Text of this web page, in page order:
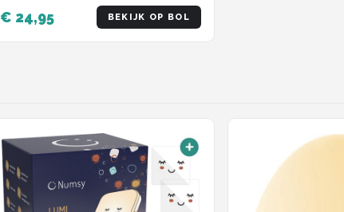
€ 24,95 BEKIJK OP BOL